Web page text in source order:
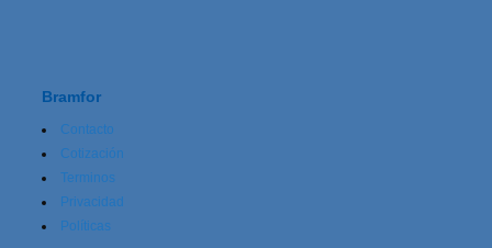
Bramfor
Contacto
Cotización
Terminos
Privacidad
Políticas